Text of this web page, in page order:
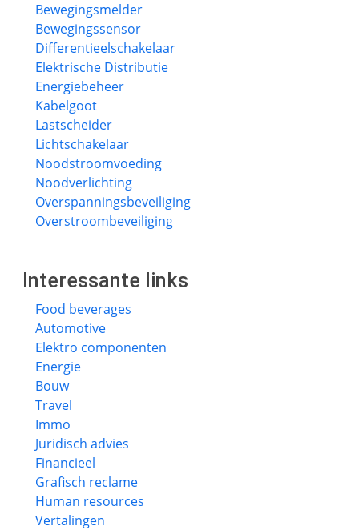
Bewegingsmelder
Bewegingssensor
Differentieelschakelaar
Elektrische Distributie
Energiebeheer
Kabelgoot
Lastscheider
Lichtschakelaar
Noodstroomvoeding
Noodverlichting
Overspanningsbeveiliging
Overstroombeveiliging
Interessante links
Food beverages
Automotive
Elektro componenten
Energie
Bouw
Travel
Immo
Juridisch advies
Financieel
Grafisch reclame
Human resources
Vertalingen